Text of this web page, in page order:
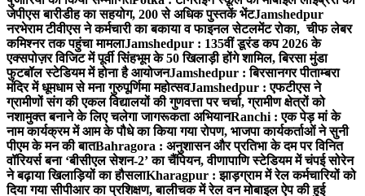
जेपीएस बारीडीह का सहयोग, 200 से अधिक पुस्तकें भेंटJamshedpur
नरभेराम टीवीएस ने कर्मचारी का बकाया व फाइनल सेटलमेंट रोका, चीफ लेबर
कमिश्नर तक पहुंचा मामलाJamshedpur : 135वीं डूरंड कप 2026 के
एक्सपोज़र विजिट में पूर्वी सिंहभूम के 50 खिलाड़ी होंगे शामिल, बिरसा मुंडा
फुटबॉल स्टेडियम में होना है आयोजनJamshedpur : बिरसानगर पीताम्बरा
मंदिर में धूमधाम से मना गुरुपूर्णिमा महोत्सवJamshedpur : एफटीएस ने
ग्रामीणों संग की एकल विद्यालयों की गुणवत्ता पर चर्चा, ग्रामीण क्षेत्रों को
नशामुक्त बनाने के लिए चलेगा जागरूकता अभियानRanchi : एक पेड़ मां के
नाम कार्यक्रम में आम के पौधे का किया गया रोपण, भाजपा कार्यकर्ताओं ने सुनी
पीएम के मन की बातBahragora : अनुशासन और प्रतिभा के दम पर विनित
वॉरियर्स बना ‘बीसीएल सेशन-2’ का चैंपियन, वीणापाणि स्टेडियम में चंपई सोरेन
ने बढ़ाया खिलाड़ियों का हौसलाKharagpur : झाड़ग्राम में रेल कर्मचारियों को
दिया गया सीपीआर का प्रशिक्षण, बालीचक में रेल वन मोबाइल ऐप की हुई